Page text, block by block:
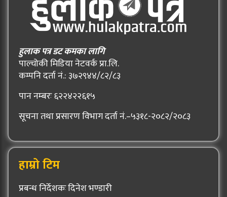
हुलाक पत्र डट कमका लागि
पाल्चोकी मिडिया नेटवर्क प्रा.लि.
कम्पनि दर्ता नं.: ३७२९४४/८२/८३
पान नम्बरः ६२२४२२६१५
सूचना तथा प्रसारण विभाग दर्ता नं.–५३१८-२०८२/२०८३
हाम्रो टिम
प्रबन्ध निर्देशकः दिनेश भण्डारी